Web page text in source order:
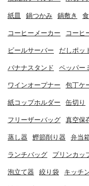
紙皿 鍋つかみ 鍋敷き
コーヒーメーカー コーヒ
ビールサーバー だしポッ
バナナスタンド ペッパー
ワインオープナー 包丁ケ
紙コップホルダー 缶切り
フリーザーバッグ 真空保
蒸し器 鰹節削り器 弁当
ランチバッグ プリンカッ
泡立て器 絞り袋 キッチ